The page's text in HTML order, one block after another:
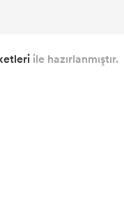
ile hazırlanmıştır.